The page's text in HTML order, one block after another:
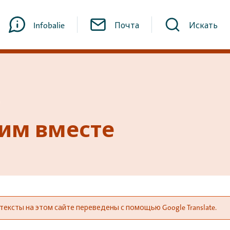
Infobalie Почта Искать
вместе
на этом сайте переведены с помощью Google Translate.